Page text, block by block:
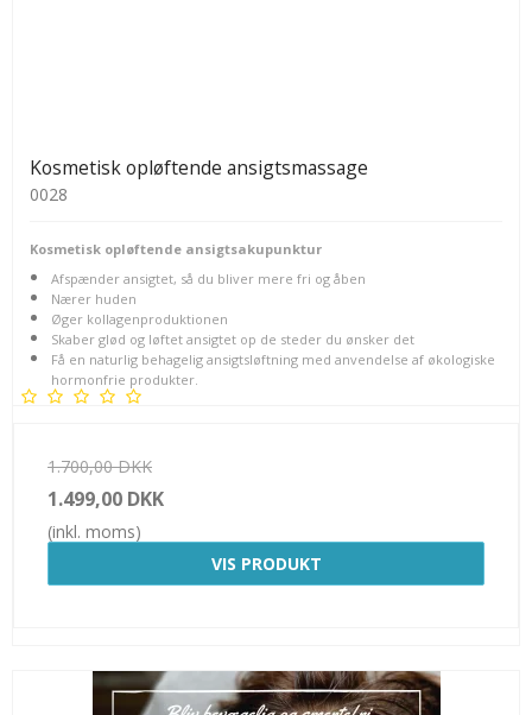
Kosmetisk opløftende ansigtsmassage
0028
Kosmetisk opløftende ansigtsakupunktur
Afspænder ansigtet, så du bliver mere fri og åben
Nærer huden
Øger kollagenproduktionen
Skaber glød og løftet ansigtet op de steder du ønsker det
Få en naturlig behagelig ansigtsløftning med anvendelse af økologiske
hormonfrie produkter.
1.700,00 DKK
1.499,00 DKK
(inkl. moms)
VIS PRODUKT